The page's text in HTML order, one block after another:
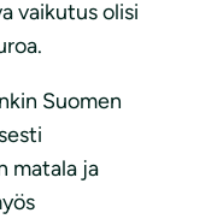
vaikutus olisi
Suomen
matala ja